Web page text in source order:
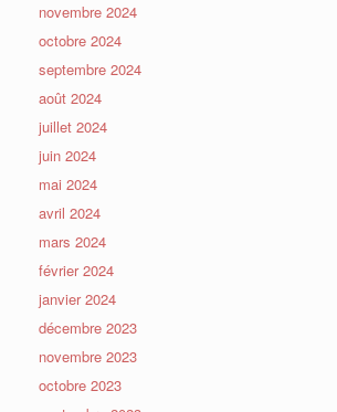
novembre 2024
octobre 2024
septembre 2024
août 2024
juillet 2024
juin 2024
mai 2024
avril 2024
mars 2024
février 2024
janvier 2024
décembre 2023
novembre 2023
octobre 2023